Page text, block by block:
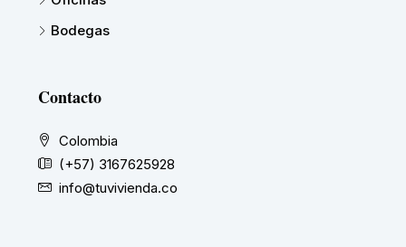
Bodegas
Contacto
Colombia
(+57) 3167625928
info@tuvivienda.co